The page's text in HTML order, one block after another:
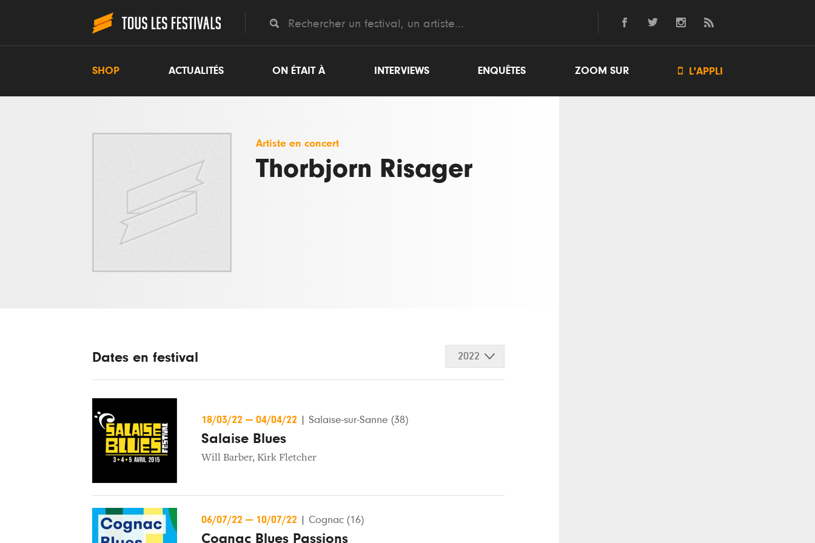
SHOP ACTUALITÉS ON ÉTAIT À INTERVIEWS ENQUÊTES ZOOM SUR  L'APPLI
Artiste en concert
Thorbjorn Risager
Dates en festival 2022
18/03/22 — 04/04/22 Salaise-sur-Sanne (38)
Salaise Blues
Will Barber, Kirk Fletcher
06/07/22 — 10/07/22 Cognac (16)
Cognac Blues Passions